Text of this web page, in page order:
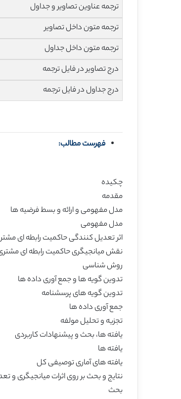
ترجمه عناوین تصاویر و جداول
ترجمه متون داخل تصاویر
ترجمه متون داخل جداول
درج تصاویر در فایل ترجمه
درج جداول در فایل ترجمه
فهرست مطالب:
چکیده
مقدمه
مدل مفهومی و ارائه و بسط فرضیه ها
مدل مفهومی
اثر تعدیل کنندگی حاکمیت رابطه ای
نقش میانجیگری حاکمیت رابطه ای
روش شناسی
تدوین گویه ها و جمع آوری داده ها
تدوین گویه های پرسشنامه
جمع آوری داده ها
تجزیه و تحلیل مولفه
یافته ها، بحث و پیشنهادات کاربردی
یافته ها
یافته های آماری توصیفی کل
نتایج و بحث بر روی اثرات میانجیگری و
بحث